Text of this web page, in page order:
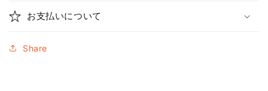
お支払いについて
Share